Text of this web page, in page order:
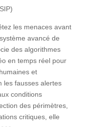
les menaces avant
avancé de
des algorithmes
en temps réel pour
et
les fausses alertes
conditions
des périmètres,
critiques, elle